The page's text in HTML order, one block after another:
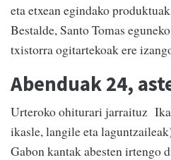
eta etxean egindako
Bestalde, Santo Tomas
txistorra ogitartekoak ere
Abenduak 24,
Urteroko ohiturari jarraituz
ikasle, langile eta
Gabon kantak abesten irtengo